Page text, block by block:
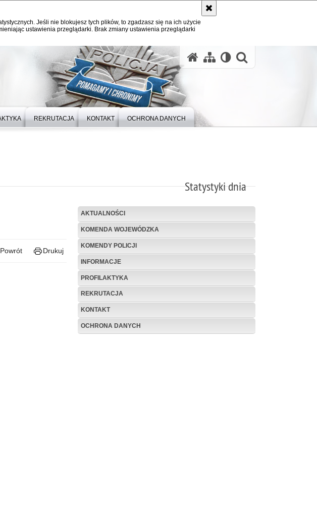
Jeśli nie blokujesz tych plików, to zgadzasz się na ich użycie
ustawienia przeglądarki. Brak zmiany ustawienia przeglądarki
REKRUTACJA KONTAKT OCHRONA DANYCH
Statystyki dnia
Powrót Drukuj
AKTUALNOŚCI
KOMENDA WOJEWÓDZKA
KOMENDY POLICJI
INFORMACJE
PROFILAKTYKA
REKRUTACJA
KONTAKT
OCHRONA DANYCH